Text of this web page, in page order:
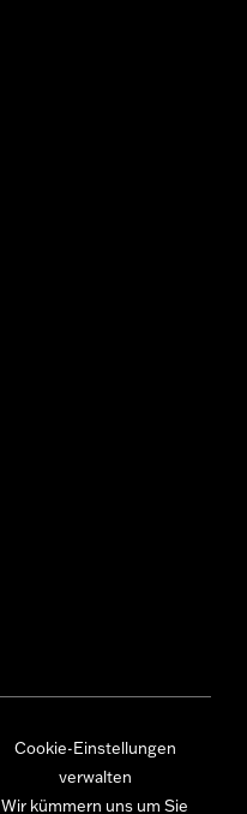
Cookie-Einstellungen
verwalten
Wir kümmern uns um Sie